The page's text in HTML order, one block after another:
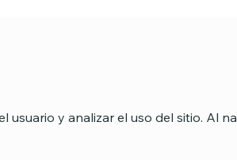
usuario y analizar el uso del sitio. Al